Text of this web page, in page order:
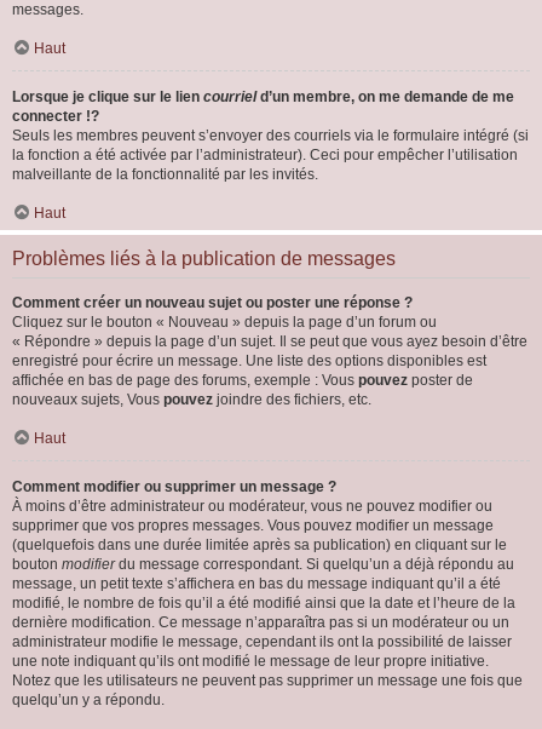
messages.
Haut
Lorsque je clique sur le lien courrield’un membre, on me demande de me
connecter !?
Seuls les membres peuvent s’envoyer des courriels via le formulaire intégré (si
la fonction a été activée par l’administrateur). Ceci pour empêcher l’utilisation
malveillante de la fonctionnalité par les invités.
Haut
Problèmes liés à la publication de messages
Comment créer un nouveau sujet ou poster une réponse ?
Cliquez sur le bouton « Nouveau » depuis la page d’un forum ou
« Répondre » depuis la page d’un sujet. Il se peut que vous ayez besoin d’être
enregistré pour écrire un message. Une liste des options disponibles est
affichée en bas de page des forums, exemple : Vous pouvez poster de
nouveaux sujets, Vous pouvez joindre des fichiers, etc.
Haut
Comment modifier ou supprimer un message ?
À moins d’être administrateur ou modérateur, vous ne pouvez modifier ou
supprimer que vos propres messages. Vous pouvez modifier un message
(quelquefois dans une durée limitée après sa publication) en cliquant sur le
bouton modifierdu message correspondant. Si quelqu’un a déjà répondu au
message, un petit texte s’affichera en bas du message indiquant qu’il a été
modifié, le nombre de fois qu’il a été modifié ainsi que la date et l’heure de la
dernière modification. Ce message n’apparaîtra pas si un modérateur ou un
administrateur modifie le message, cependant ils ont la possibilité de laisser
une note indiquant qu’ils ont modifié le message de leur propre initiative.
Notez que les utilisateurs ne peuvent pas supprimer un message une fois que
quelqu’un y a répondu.